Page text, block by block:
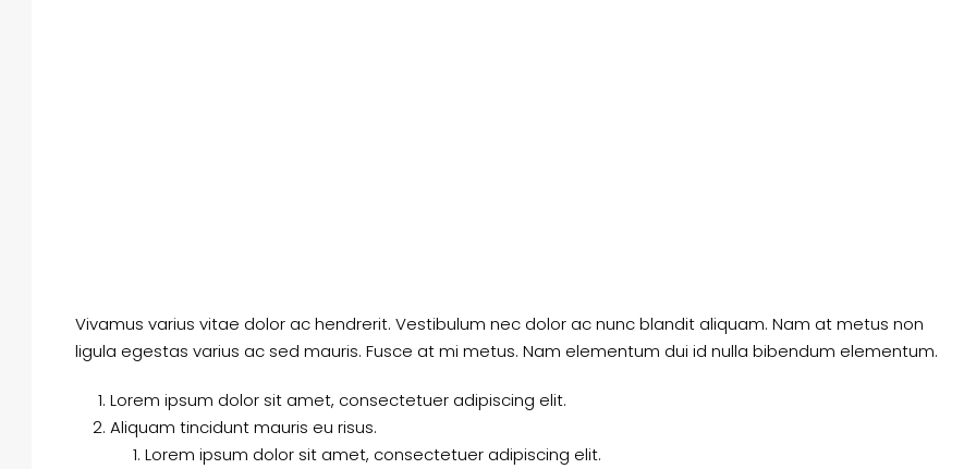
Vivamus varius vitae dolor ac hendrerit. Vestibulum nec dolor ac nunc blandit aliquam. Nam at metus non
ligula egestas varius ac sed mauris. Fusce at mi metus. Nam elementum dui id nulla bibendum elementum.
Lorem ipsum dolor sit amet, consectetuer adipiscing elit.
Aliquam tincidunt mauris eu risus.
Lorem ipsum dolor sit amet, consectetuer adipiscing elit.